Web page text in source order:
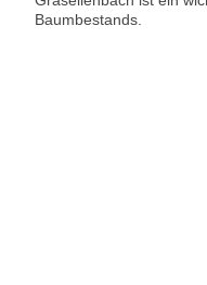
Baumbestands.